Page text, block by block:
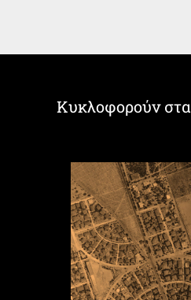
Κυκλοφορούν στα